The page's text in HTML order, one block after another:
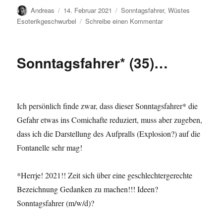
Autor
Andreas
Veröffentlicht
am
14. Februar 2021 Kategorien
Sonntagsfahrer,Wüstes
Esoterikgeschwurbel
Schreibe einen Kommentarzu
Sonntagsfahrer* (35)…
Ich persönlich finde zwar, dass dieser Sonntagsfahrer* die
Gefahr etwas ins Comichafte reduziert, muss aber zugeben,
dass ich die Darstellung des Aufpralls (Explosion?) auf die
Fontanelle sehr mag!
*Herrje! 2021!! Zeit sich über eine geschlechtergerechte
Bezeichnung Gedanken zu machen!!! Ideen?
Sonntagsfahrer (m/w/d)?